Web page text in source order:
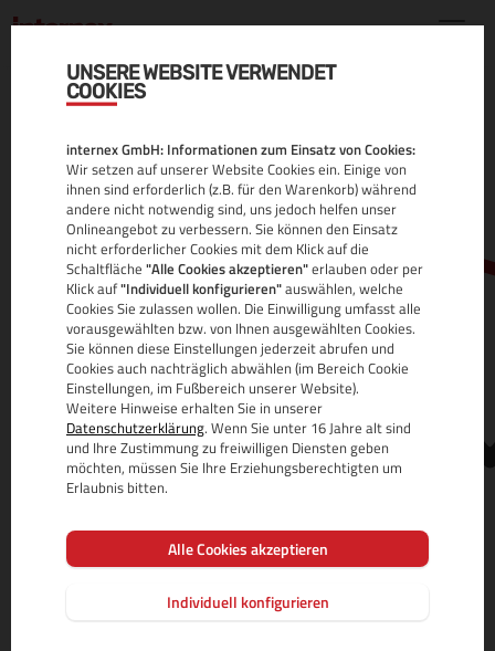
UNSERE WEBSITE VERWENDET
COOKIES
internex GmbH: Informationen zum Einsatz von Cookies:
Wir setzen auf unserer Website Cookies ein. Einige von
ihnen sind erforderlich (z.B. für den Warenkorb) während
andere nicht notwendig sind, uns jedoch helfen unser
Onlineangebot zu verbessern. Sie können den Einsatz
nicht erforderlicher Cookies mit dem Klick auf die
Schaltfläche "Alle Cookies akzeptieren"erlauben oder per
Klick auf"Individuell konfigurieren"auswählen, welche
Cookies Sie zulassen wollen. Die Einwilligung umfasst alle
vorausgewählten bzw. von Ihnen ausgewählten Cookies.
Sie können diese Einstellungen jederzeit abrufen und
Cookies auch nachträglich abwählen (im Bereich Cookie
Einstellungen, im Fußbereich unserer Website).
Weitere Hinweise erhalten Sie in unserer
Datenschutzerklärung. Wenn Sie unter 16 Jahre alt sind
und Ihre Zustimmung zu freiwilligen Diensten geben
möchten, müssen Sie Ihre Erziehungsberechtigten um
Erlaubnis bitten.
Alle Cookies akzeptieren
Individuell konfigurieren
.AT DOMAIN
ALLE INFOS
MEHR INFOS ZUR DOMAIN-ENDUNG